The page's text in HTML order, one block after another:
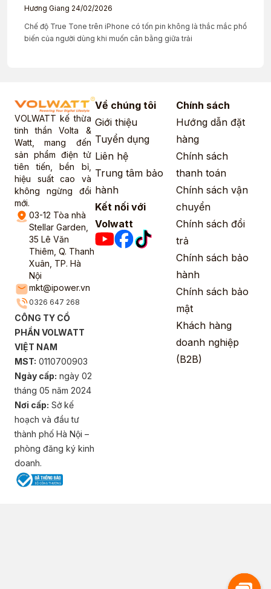
Hương Giang 24/02/2026
Chế độ True Tone trên iPhone có tốn pin không là thắc mắc phổ
biến của người dùng khi muốn cân bằng giữa trải
VOLWATT kế thừa
tinh thần Volta &
Watt, mang đến
sản phẩm điện tử
tiên tiến, bền bỉ,
hiệu suất cao và
không ngừng đổi
mới.
03-12 Tòa nhà
Stellar Garden,
35 Lê Văn
Thiêm, Q. Thanh
Xuân, TP. Hà
Nội
mkt@ipower.vn
0326 647 268
CÔNG TY CỔ
PHẦN VOLWATT
VIỆT NAM
MST: 0110700903
Ngày cấp: ngày 02
tháng 05 năm 2024
Nơi cấp: Sở kế
hoạch và đầu tư
thành phố Hà Nội –
phòng đăng ký kinh
doanh.
Về chúng tôi
Giới thiệu
Tuyển dụng
Liên hệ
Trung tâm bảo
hành
Kết nối với
Volwatt
Chính sách
Hướng dẫn đặt
hàng
Chính sách
thanh toán
Chính sách vận
chuyển
Chính sách đổi
trả
Chính sách bảo
hành
Chính sách bảo
mật
Khách hàng
doanh nghiệp
(B2B)